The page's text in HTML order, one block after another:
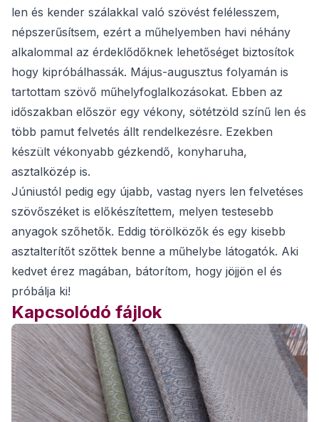
len és kender szálakkal való szövést felélesszem,
népszerűsítsem, ezért a műhelyemben havi néhány
alkalommal az érdeklődőknek lehetőséget biztosítok
hogy kipróbálhassák. Május-augusztus folyamán is
tartottam szövő műhelyfoglalkozásokat. Ebben az
időszakban először egy vékony, sötétzöld színű len és
több pamut felvetés állt rendelkezésre. Ezekben
készült vékonyabb gézkendő, konyharuha,
asztalközép is.
Júniustól pedig egy újabb, vastag nyers len felvetéses
szövőszéket is előkészítettem, melyen testesebb
anyagok szőhetők. Eddig törölközők és egy kisebb
asztalterítőt szőttek benne a műhelybe látogatók. Aki
kedvet érez magában, bátorítom, hogy jöjjön el és
próbálja ki!
Kapcsolódó fájlok